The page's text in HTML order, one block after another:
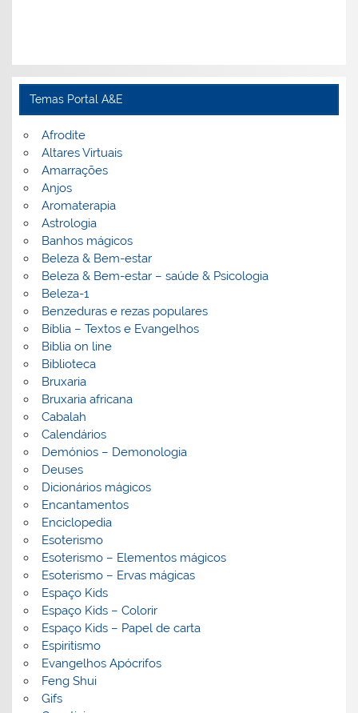
Temas Portal A&E
Afrodite
Altares Virtuais
Amarrações
Anjos
Aromaterapia
Astrologia
Banhos mágicos
Beleza & Bem-estar
Beleza & Bem-estar – saúde & Psicologia
Beleza-1
Benzeduras e rezas populares
Bíblia – Textos e Evangelhos
Biblia on line
Biblioteca
Bruxaria
Bruxaria africana
Cabalah
Calendários
Demónios – Demonologia
Deuses
Dicionários mágicos
Encantamentos
Enciclopedia
Esoterismo
Esoterismo – Elementos mágicos
Esoterismo – Ervas mágicas
Espaço Kids
Espaço Kids – Colorir
Espaço Kids – Papel de carta
Espiritismo
Evangelhos Apócrifos
Feng Shui
Gifs